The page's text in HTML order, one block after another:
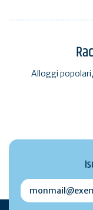
Alloggi